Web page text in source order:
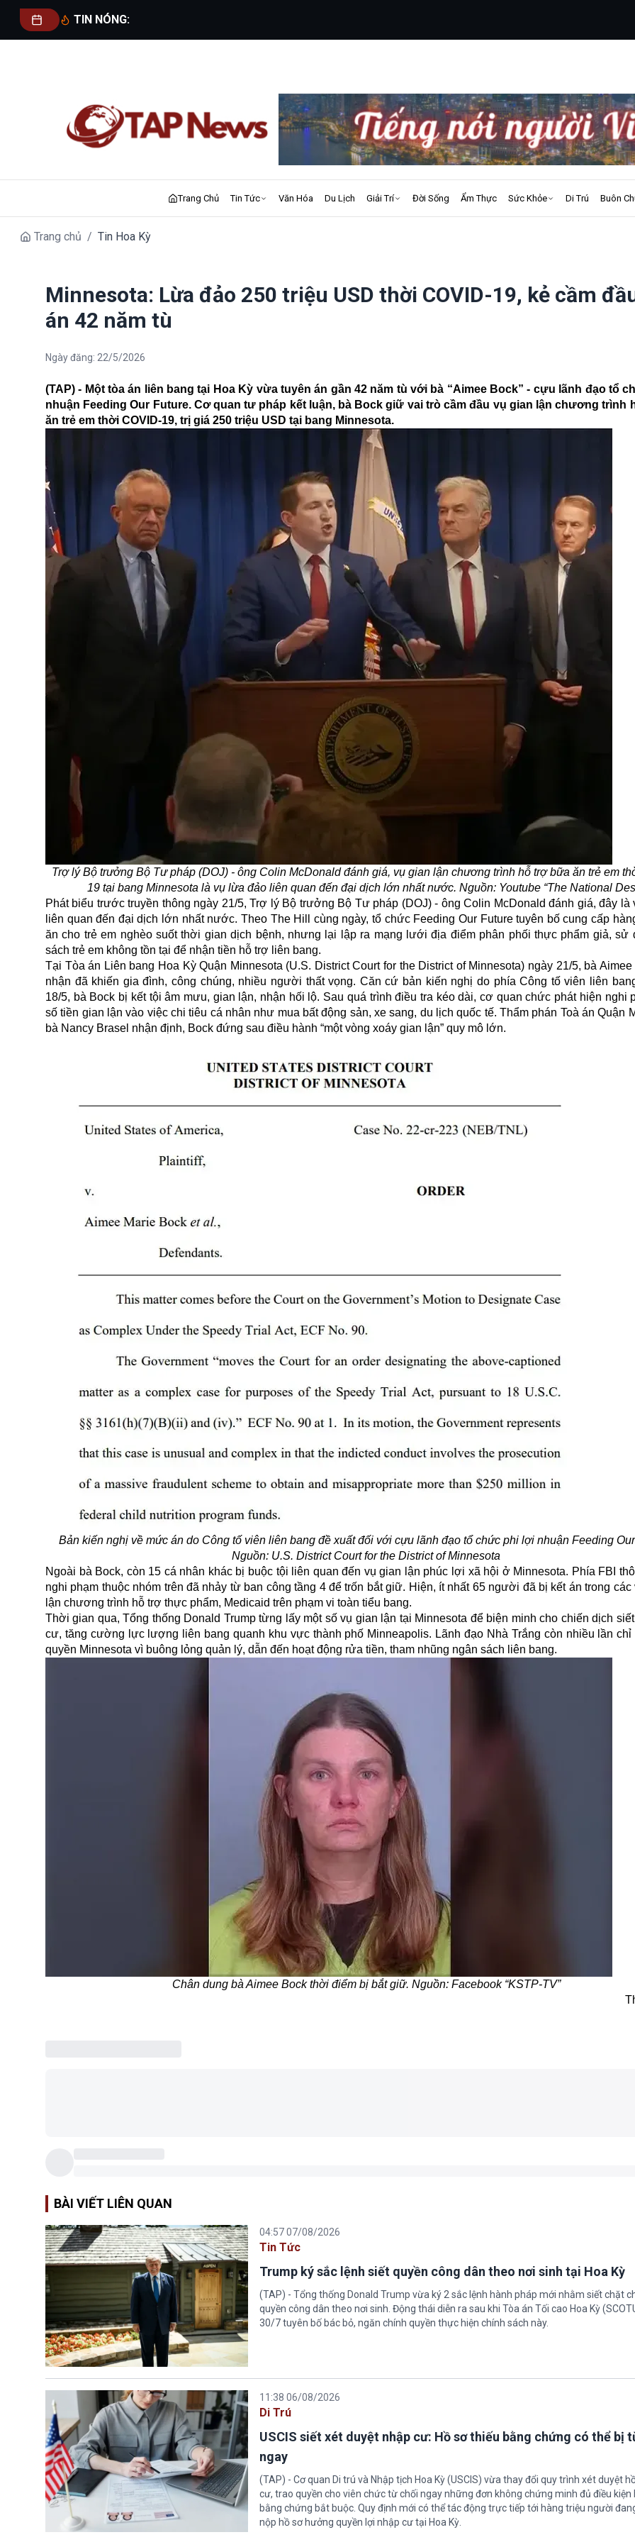
TIN NÓNG:
Trang Chủ Tin Tức Văn Hóa Du Lịch Giải Trí Đời Sống Ẩm Thực Sức Khỏe Di Trú Buôn
Trang chủ / Tin Hoa Kỳ
Minnesota: Lừa đảo 250 triệu USD thời COVID-19, kẻ cầm
án 42 năm tù
Ngày đăng: 22/5/2026
(TAP) - Một tòa án liên bang tại Hoa Kỳ vừa tuyên án gần 42 năm tù với bà “Aimee Bock” - cựu lãnh đạo tổ
nhuận Feeding Our Future. Cơ quan tư pháp kết luận, bà Bock giữ vai trò cầm đầu vụ gian lận chương trình
ăn trẻ em thời COVID-19, trị giá 250 triệu USD tại bang Minnesota.
Trợ lý Bộ trưởng Bộ Tư pháp (DOJ) - ông Colin McDonald đánh giá, vụ gian lận chương trình hỗ trợ bữa ăn trẻ em
19 tại bang Minnesota là vụ lừa đảo liên quan đến đại dịch lớn nhất nước. Nguồn: Youtube “The National
Phát biểu trước truyền thông ngày 21/5, Trợ lý Bộ trưởng Bộ Tư pháp (DOJ) - ông Colin McDonald đánh giá, đây là
liên quan đến đại dịch lớn nhất nước. Theo The Hill cùng ngày, tổ chức Feeding Our Future tuyên bố cung cấp
ăn cho trẻ em nghèo suốt thời gian dịch bệnh, nhưng lại lập ra mạng lưới địa điểm phân phối thực phẩm giả, sử
sách trẻ em không tồn tại để nhận tiền hỗ trợ liên bang.
Tại Tòa án Liên bang Hoa Kỳ Quận Minnesota (U.S. District Court for the District of Minnesota) ngày 21/5, bà
nhận đã khiến gia đình, công chúng, nhiều người thất vọng. Căn cứ bản kiến nghị do phía Công tố viên liên
18/5, bà Bock bị kết tội âm mưu, gian lận, nhận hối lộ. Sau quá trình điều tra kéo dài, cơ quan chức phát hiện nghi
số tiền gian lận vào việc chi tiêu cá nhân như mua bất động sản, xe sang, du lịch quốc tế. Thẩm phán Toà án Quận
bà Nancy Brasel nhận định, Bock đứng sau điều hành “một vòng xoáy gian lận” quy mô lớn.
Bản kiến nghị về mức án do Công tố viên liên bang đề xuất đối với cựu lãnh đạo tổ chức phi lợi nhuận Feeding
Nguồn: U.S. District Court for the District of Minnesota
Ngoài bà Bock, còn 15 cá nhân khác bị buộc tội liên quan đến vụ gian lận phúc lợi xã hội ở Minnesota. Phía FBI
nghi phạm thuộc nhóm trên đã nhảy từ ban công tầng 4 để trốn bắt giữ. Hiện, ít nhất 65 người đã bị kết án trong các
lận chương trình hỗ trợ thực phẩm, Medicaid trên phạm vi toàn tiểu bang.
Thời gian qua, Tổng thống Donald Trump từng lấy một số vụ gian lận tại Minnesota để biện minh cho chiến dịch
cư, tăng cường lực lượng liên bang quanh khu vực thành phố Minneapolis. Lãnh đạo Nhà Trắng còn nhiều lần chỉ
quyền Minnesota vì buông lỏng quản lý, dẫn đến hoạt động rửa tiền, tham nhũng ngân sách liên bang.
Chân dung bà Aimee Bock thời điểm bị bắt giữ. Nguồn: Facebook “KSTP-TV”
BÀI VIẾT LIÊN QUAN
04:57 07/08/2026
Tin Tức
Trump ký sắc lệnh siết quyền công dân theo nơi sinh tại Hoa Kỳ
(TAP) - Tổng thống Donald Trump vừa ký 2 sắc lệnh hành pháp mới nhằm siết chặt
quyền công dân theo nơi sinh. Động thái diễn ra sau khi Tòa án Tối cao Hoa Kỳ
30/7 tuyên bố bác bỏ, ngăn chính quyền thực hiện chính sách này.
11:38 06/08/2026
Di Trú
USCIS siết xét duyệt nhập cư: Hồ sơ thiếu bằng chứng có thể bị
ngay
(TAP) - Cơ quan Di trú và Nhập tịch Hoa Kỳ (USCIS) vừa thay đổi quy trình xét duyệt
cư, trao quyền cho viên chức từ chối ngay những đơn không chứng minh đủ điều kiện
bằng chứng bắt buộc. Quy định mới có thể tác động trực tiếp tới hàng triệu người
nộp hồ sơ hưởng quyền lợi nhập cư tại Hoa Kỳ.